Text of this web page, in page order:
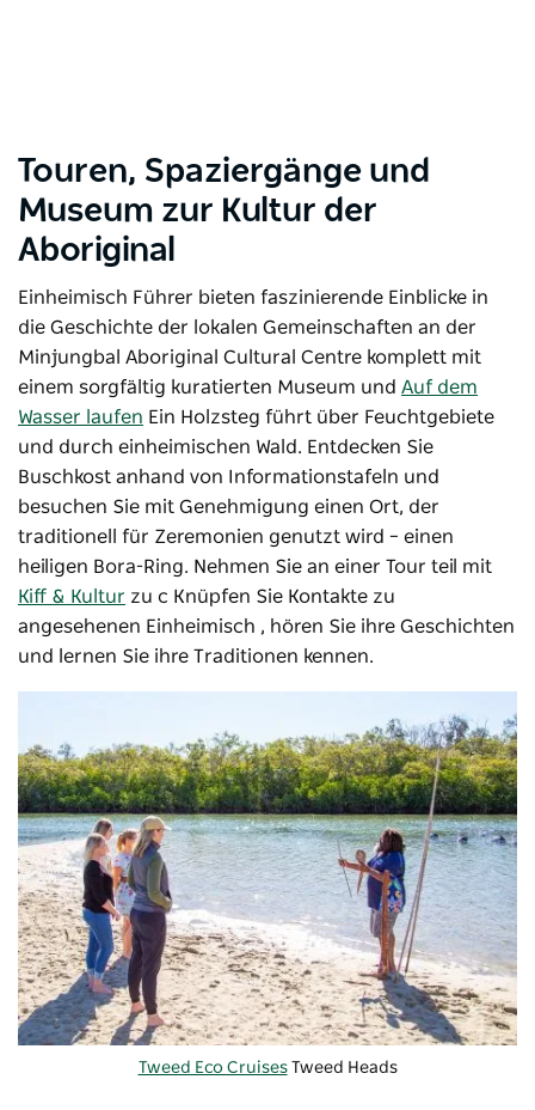
Touren, Spaziergänge und
Museum zur Kultur der
Aboriginal
Einheimisch Führer bieten faszinierende Einblicke in
die Geschichte der lokalen Gemeinschaften an der
Minjungbal Aboriginal Cultural Centre komplett mit
einem sorgfältig kuratierten Museum und Auf dem
Wasser laufen Ein Holzsteg führt über Feuchtgebiete
und durch einheimischen Wald. Entdecken Sie
Buschkost anhand von Informationstafeln und
besuchen Sie mit Genehmigung einen Ort, der
traditionell für Zeremonien genutzt wird – einen
heiligen Bora-Ring. Nehmen Sie an einer Tour teil mit
Kiff & Kultur zu c Knüpfen Sie Kontakte zu
angesehenen Einheimisch , hören Sie ihre Geschichten
und lernen Sie ihre Traditionen kennen.
Tweed Eco CruisesTweed Heads